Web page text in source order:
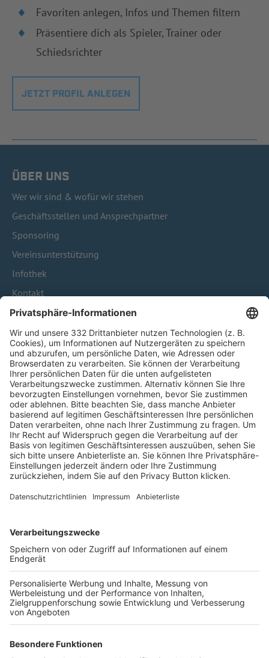
Favoriten anlegen, Infos und Themen filtern
Präsentiere dich als Spieler, Trainer oder
Schiedsrichter
JETZT PROFIL ANLEGEN
ÜBER UNS
Wer wir sind & wofür wir stehen
Geschäftsstellen und Ansprechpartner
Sponsoring
Vereinsunterstützung
Infothek
Kontakt
HÄUFIG BESUCHTE SEITEN
Pässe und Vereinswechsel
Trainerausbildung
Schulungsangebot Vereinsmitarbeiter
BFV-Geschäftsstellen
Trainerbörse
Login SpielPlus
FOLGE DEM BFV
TOP-VEREINE
TOP-PARTNER